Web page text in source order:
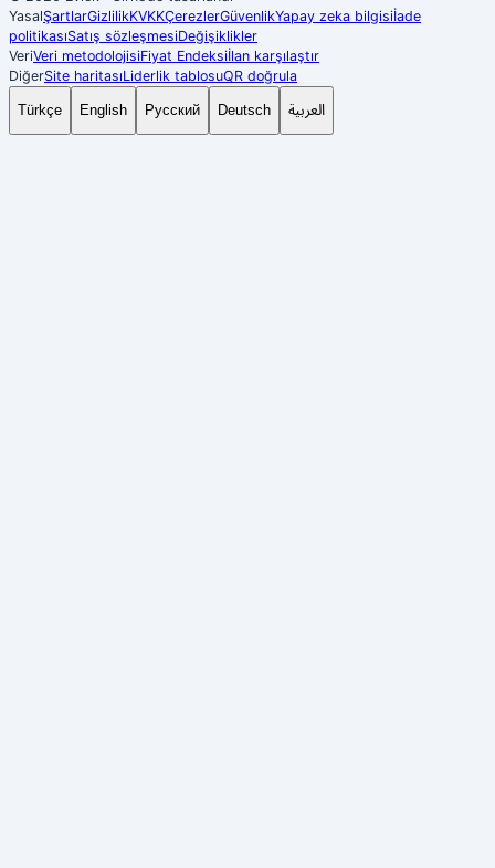
YasalŞartlarGizlilikKVKKÇerezlerGüvenlikYapay zeka bilgisiİade
politikasıSatış sözleşmesiDeğişiklikler
VeriVeri metodolojisiFiyat Endeksiİlan karşılaştır
DiğerSite haritasıLiderlik tablosuQR doğrula
Türkçe English Русский Deutsch العربية